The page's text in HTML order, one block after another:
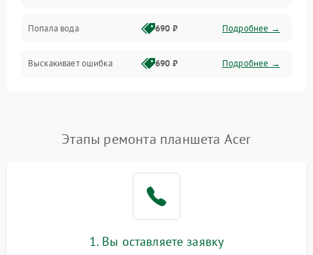
Разговор (микрофон, динамик)
Перегрев и нестабильная работа
Сеть и интернет
Память и данные
Попала вода 690 ₽ Подробнее →
Выскакивает ошибка 690 ₽ Подробнее →
Этапы ремонта планшета Acer
1. Вы оставляете заявку